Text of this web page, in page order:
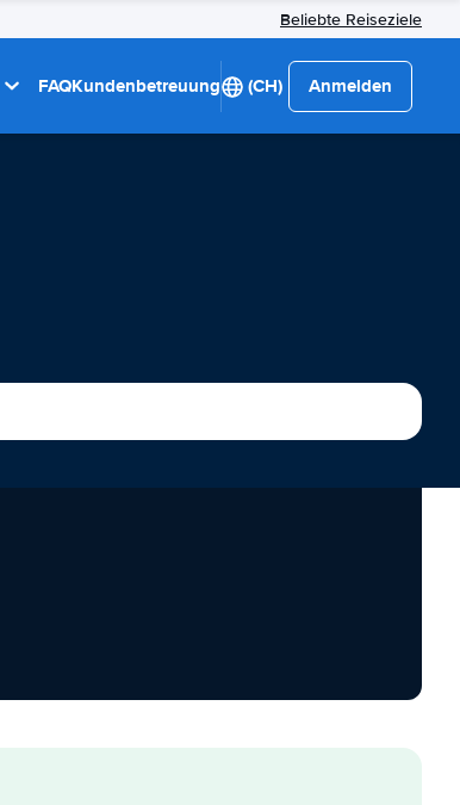
Beliebte Reiseziele
FAQKundenbetreuung (CH) Anmelden